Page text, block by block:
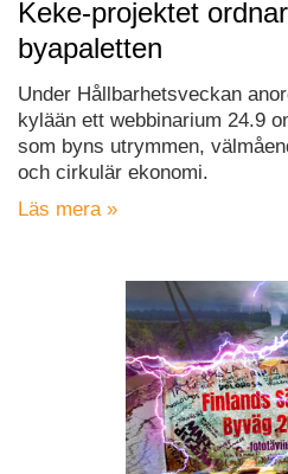
Keke-projektet
byapaletten
Under Hållbarhetsveckan
kylään ett webbinarium 24.9
som byns utrymmen,
och cirkulär ekonomi.
Läs mera »